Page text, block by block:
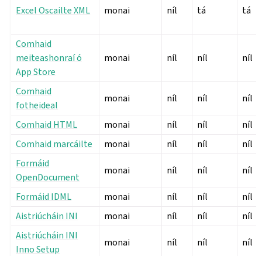
Excel Oscailte XML monai níl tá tá
Comhaid
meiteashonraí ó
App Store
monai níl níl níl
Comhaid
fotheideal
monai níl níl níl
Comhaid HTML monai níl níl
níl
Comhaid marcáilte
monai níl níl
níl
Formáid
OpenDocument
monai níl níl níl
Formáid IDML monai níl níl
níl
Aistriúcháin INI
monai níl níl
níl
Aistriúcháin INI
Inno Setup
monai níl níl níl